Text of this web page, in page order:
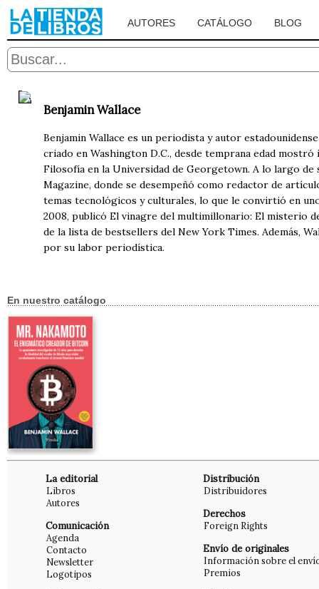
AUTORES CATÁLOGO BLOG
Benjamin Wallace
Benjamin Wallace es un periodista y autor
criado en Washington D.C., desde temprana edad
Filosofía en la Universidad de Georgetown. A lo largo
Magazine, donde se desempeñó como redactor de
temas tecnológicos y culturales, lo que le convirtió en
2008, publicó El vinagre del multimillonario: El misterio
de la lista de bestsellers del New York Times. Además,
por su labor periodística.
En nuestro catálogo
La editorial
Libros
Autores
Comunicación
Agenda
Contacto
Newsletter
Logotipos
Distribución
Distribuidores
Derechos
Foreign Rights
Envío de originales
Información sobre el
Premios